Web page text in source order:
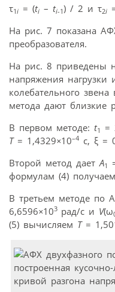
τ1i = (ti – ti-1) / 2 и τ2i
На рис. 7 показана
преобразователя.
На рис. 8 приведены
напряжения
колебательного
метода дают близкие
В первом методе: t1 =
T= 1,4329×10–4 c, ξ =
Второй метод дает A1
формулам (4) получаем
В третьем методе по
6,6596×103 рад/с и V(ω
(5) вычисляем T=